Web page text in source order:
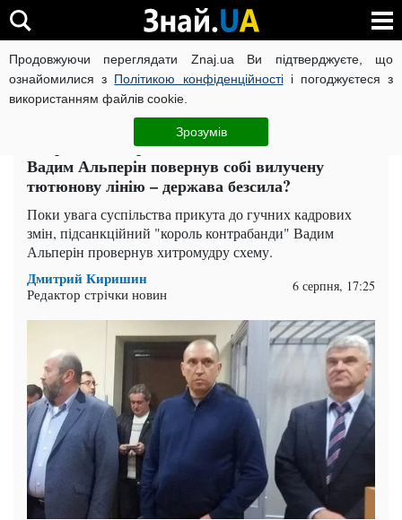
Продовжуючи переглядати Znaj.ua Ви підтверджуєте, що
ознайомилися з Політикою конфіденційностіі погоджуєтеся з
використанням файлів cookie.
Зрозумів
ВІЙНА РОСІЇ ПРОТИ УКРАЇНИ КОРОНАВІРУС В УКРАЇНІ
Компромат ЧИТАТЬ НА РУССКОМ
"Король" повертається: як підсанкційний
Вадим Альперін повернув собі вилучену
тютюнову лінію – держава безсила?
Поки увага суспільства прикута до гучних кадрових
змін, підсанкційний "король контрабанди" Вадим
Альперін провернув хитромудру схему.
Дмитрий Киришин
Редактор стрічки новин 6 серпня, 17:25